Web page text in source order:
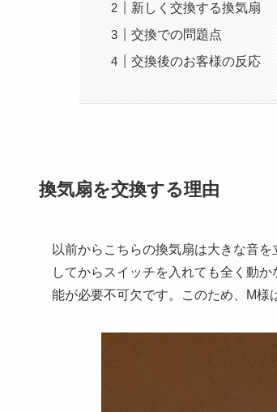
新しく交換する換気扇
交換での問題点
交換後のお客様の反応
換気扇を交換する理由
以前からこちらの換気扇は大きな音
してからスイッチを入れても全く動
能が必要不可欠です。このため、M様